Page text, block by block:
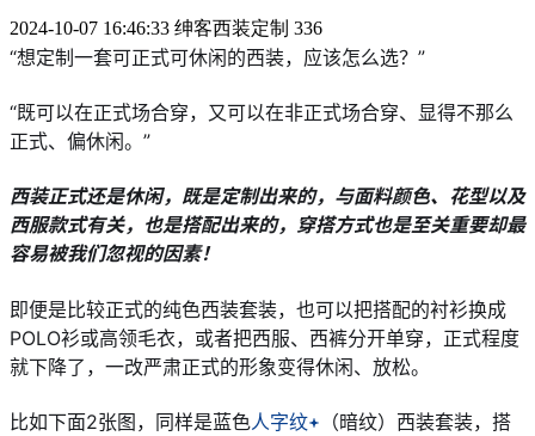
2024-10-07 16:46:33 绅客西装定制 336
“想定制一套可正式可休闲的西装，应该怎么选？”
“既可以在正式场合穿，又可以在非正式场合穿、显得不那么
正式、偏休闲。”
西装正式还是休闲，既是定制出来的，与面料颜色、花型以及
西服款式有关，也是搭配出来的，穿搭方式也是至关重要却最
容易被我们忽视的因素！
即便是比较正式的纯色西装套装，也可以把搭配的衬衫换成
POLO衫或高领毛衣，或者把西服、西裤分开单穿，正式程度
就下降了，一改严肃正式的形象变得休闲、放松。
比如下面2张图，同样是蓝色人字纹
（暗纹）西装套装，搭